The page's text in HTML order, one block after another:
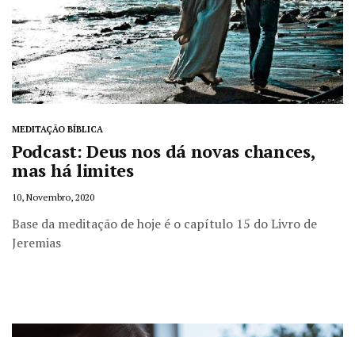
MEDITAÇÃO BÍBLICA
Podcast: Deus nos dá novas chances,
mas há limites
10, Novembro, 2020
Base da meditação de hoje é o capítulo 15 do Livro de
Jeremias